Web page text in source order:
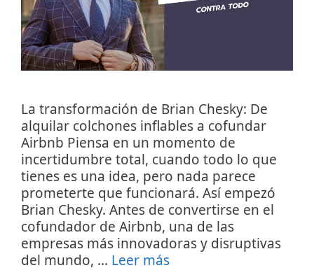
La transformación de Brian Chesky: De
alquilar colchones inflables a cofundar
Airbnb Piensa en un momento de
incertidumbre total, cuando todo lo que
tienes es una idea, pero nada parece
prometerte que funcionará. Así empezó
Brian Chesky. Antes de convertirse en el
cofundador de Airbnb, una de las
empresas más innovadoras y disruptivas
del mundo, … Leer más